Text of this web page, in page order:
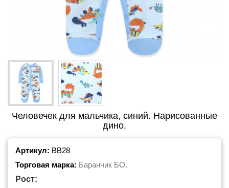
Человечек для мальчика, синий. Нарисованные
дино.
Артикул: BB28
Торговая марка: Баранчик БО.
Рост: